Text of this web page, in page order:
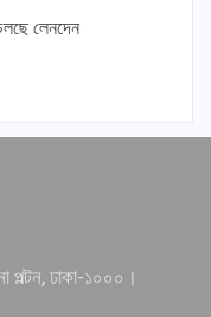
লেনদেন
পল্টন, ঢাকা-১০০০।